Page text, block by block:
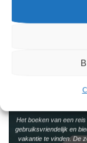
Het boeken van een
gebruiksvriendelijk en
vakantie te vinden. De